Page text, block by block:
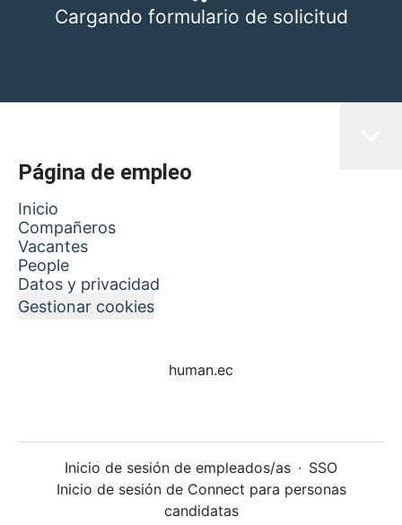
Cargando formulario de solicitud
Página de empleo
Inicio
Compañeros
Vacantes
People
Datos y privacidad
Gestionar cookies
human.ec
Inicio de sesión de empleados/as · SSO
Inicio de sesión de Connect para personas
candidatas